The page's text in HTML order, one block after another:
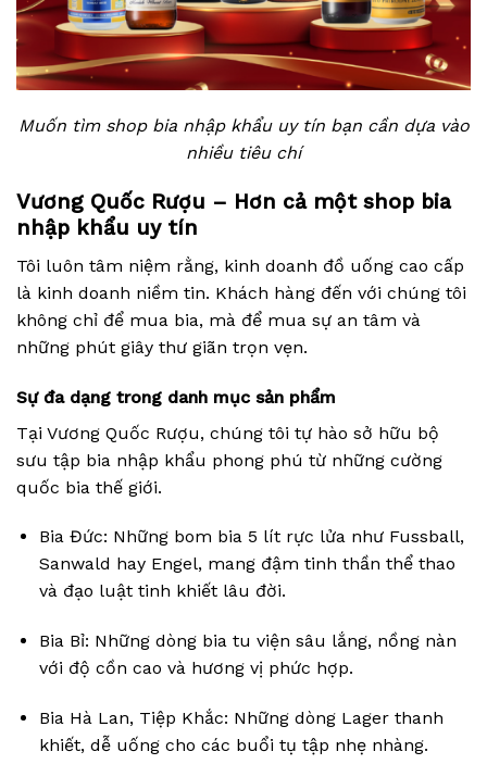
Muốn tìm shop bia nhập khẩu uy tín bạn cần dựa vào
nhiều tiêu chí
Vương Quốc Rượu – Hơn cả một shop bia
nhập khẩu uy tín
Tôi luôn tâm niệm rằng, kinh doanh đồ uống cao cấp
là kinh doanh niềm tin. Khách hàng đến với chúng tôi
không chỉ để mua bia, mà để mua sự an tâm và
những phút giây thư giãn trọn vẹn.
Sự đa dạng trong danh mục sản phẩm
Tại Vương Quốc Rượu, chúng tôi tự hào sở hữu bộ
sưu tập bia nhập khẩu phong phú từ những cường
quốc bia thế giới.
Bia Đức: Những bom bia 5 lít rực lửa như Fussball,
Sanwald hay Engel, mang đậm tinh thần thể thao
và đạo luật tinh khiết lâu đời.
Bia Bỉ: Những dòng bia tu viện sâu lắng, nồng nàn
với độ cồn cao và hương vị phức hợp.
Bia Hà Lan, Tiệp Khắc: Những dòng Lager thanh
khiết, dễ uống cho các buổi tụ tập nhẹ nhàng.